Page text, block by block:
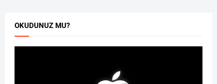
OKUDUNUZ MU?